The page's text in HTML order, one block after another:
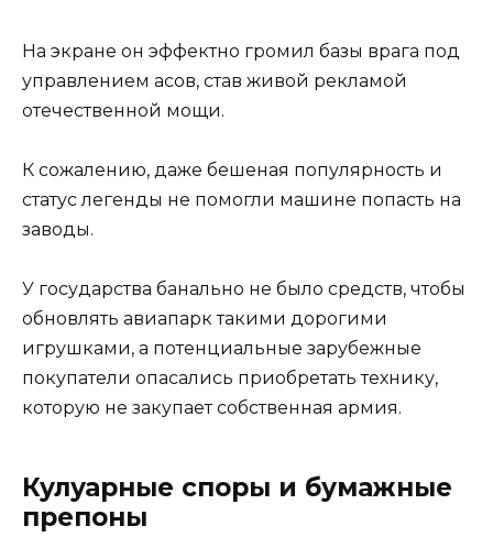
На экране он эффектно громил базы врага под
управлением асов, став живой рекламой
отечественной мощи.
К сожалению, даже бешеная популярность и
статус легенды не помогли машине попасть на
заводы.
У государства банально не было средств, чтобы
обновлять авиапарк такими дорогими
игрушками, а потенциальные зарубежные
покупатели опасались приобретать технику,
которую не закупает собственная армия.
Кулуарные споры и бумажные
препоны